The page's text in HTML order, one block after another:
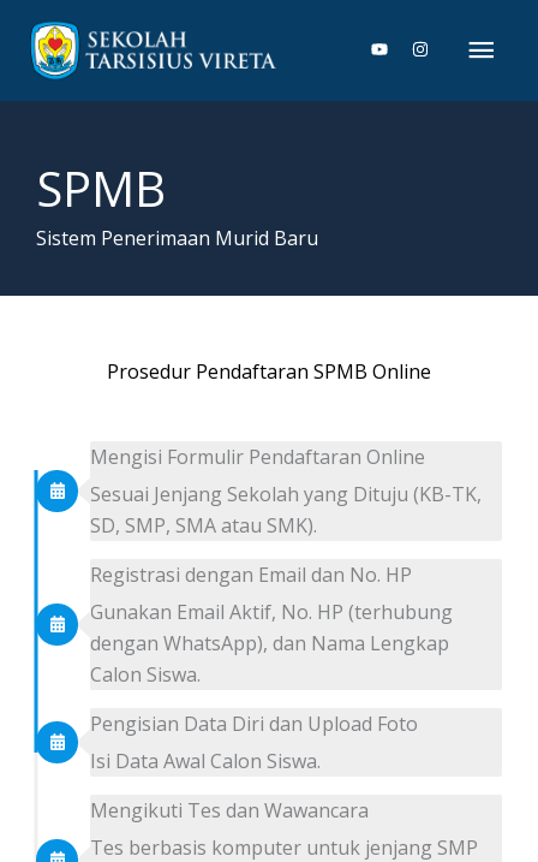
konten
SPMB
Sistem Penerimaan Murid Baru
Prosedur Pendaftaran SPMB Online
Mengisi Formulir Pendaftaran Online
Sesuai Jenjang Sekolah yang Dituju (KB-TK,
SD, SMP, SMA atau SMK).
Registrasi dengan Email dan No. HP
Gunakan Email Aktif, No. HP (terhubung
dengan WhatsApp), dan Nama Lengkap
Calon Siswa.
Pengisian Data Diri dan Upload Foto
Isi Data Awal Calon Siswa.
Mengikuti Tes dan Wawancara
Tes berbasis komputer untuk jenjang SMP